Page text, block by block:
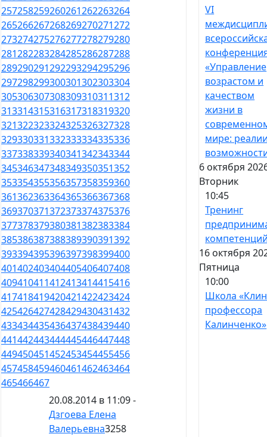
257258259260261262263264
265266267268269270271272
273274275276277278279280
281282283284285286287288
289290291292293294295296
297298299300301302303304
305306307308309310311312
313314315316317318319320
321322323324325326327328
329330331332333334335336
337338339340341342343344
345346347348349350351352
353354355356357358359360
361362363364365366367368
369370371372373374375376
377378379380381382383384
385386387388389390391392
393394395396397398399400
401402403404405406407408
409410411412413414415416
417418419420421422423424
425426427428429430431432
433434435436437438439440
441442443444445446447448
449450451452453454455456
457458459460461462463464
465466467
20.08.2014 в 11:09 -
Дзгоева Елена
Валерьевна3258
VI
«Управление
возрастом и
качеством
жизни в
мире:
6 октября
Вторник
10:45
Тренинг
16 октября
Пятница
10:00
Школа
профессора
Калинченко»